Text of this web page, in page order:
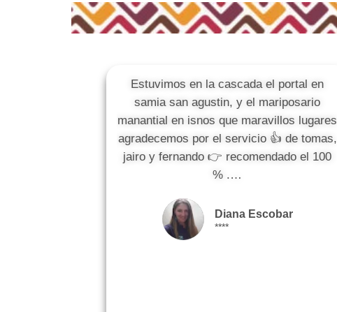
Estuvimos en la cascada el portal en
samia san agustin, y el mariposario
manantial en isnos que maravillos lugares
agradecemos por el servicio 👍 de tomas,
jairo y fernando 👉 recomendado el 100
% .…
Diana Escobar
****